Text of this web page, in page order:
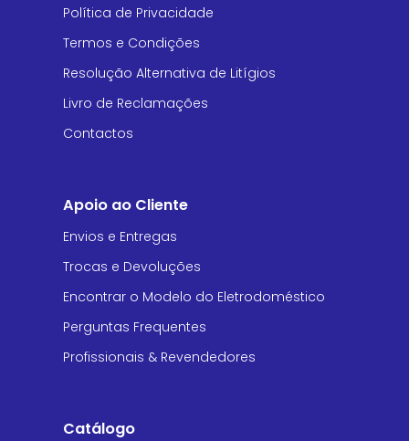
Política de Privacidade
Termos e Condições
Resolução Alternativa de Litígios
Livro de Reclamações
Contactos
Apoio ao Cliente
Envios e Entregas
Trocas e Devoluções
Encontrar o Modelo do Eletrodoméstico
Perguntas Frequentes
Profissionais & Revendedores
Catálogo